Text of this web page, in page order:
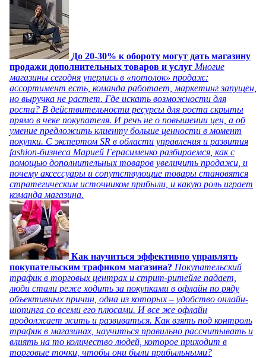
До 20-30% к обороту могут дать магазину
продажи дополнительных товаров и услуг Многие
магазины сегодня уперлись в «потолок» продаж:
ассортимент есть, команда работает, маркетинг запущен,
но выручка не растет. Где искать возможности для
роста? В действительности ресурсы для роста скрыты
прямо в чеке покупателя. И речь не о повышении цен, а об
умение предложить клиенту больше ценности в момент
покупки. С экспертом SR в области управления и развития
fashion-бизнеса Марией Герасименко разбираемся, как с
помощью дополнительных товаров увеличить продажи, и
почему аксессуары и сопутствующие товары становятся
стратегическим источником прибыли, и какую роль играет
команда магазина.
Как научиться эффективно управлять
покупательским трафиком магазина? Покупательский
трафик в торговых центрах и стрит-ритейле падает,
люди стали реже ходить за покупками в офлайн по ряду
объективных причин, одна из которых – удобство онлайн-
шопинга со всеми его плюсами. И все же офлайн
продолжает жить и развиваться. Как взять под контроль
трафик в магазинах, научиться правильно рассчитывать и
влиять на то количество людей, которое приходит в
торговые точки, чтобы они были прибыльными?